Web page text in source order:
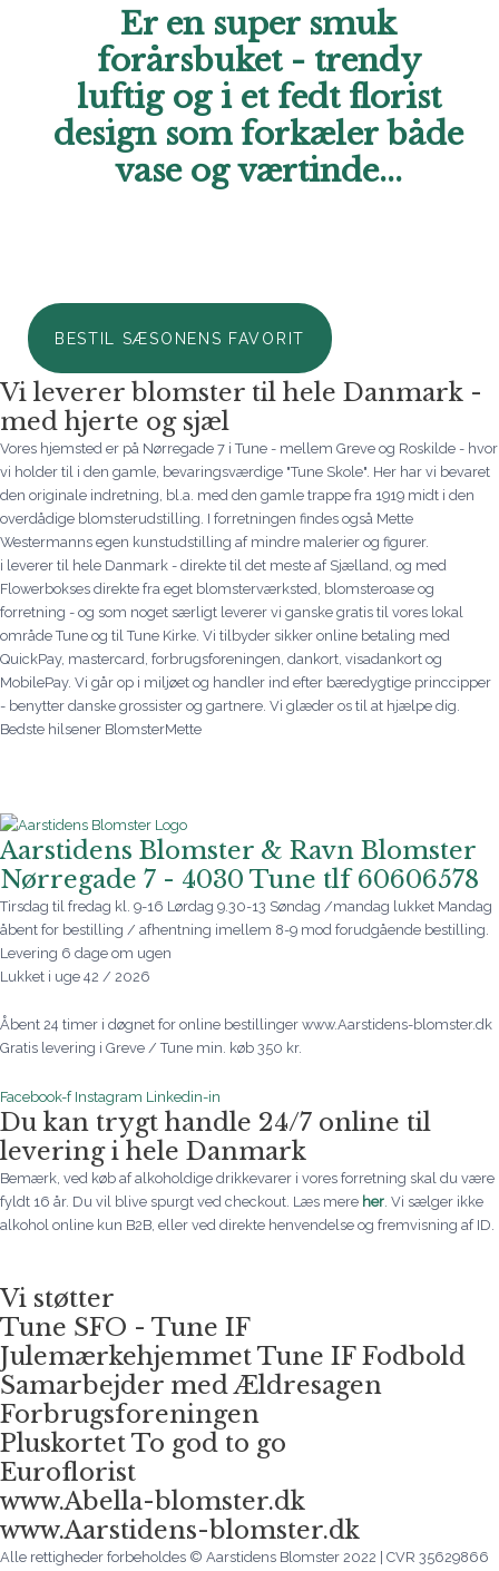
Er en super smuk
forårsbuket - trendy
luftig og i et fedt florist
design som forkæler både
vase og værtinde...
BESTIL SÆSONENS FAVORIT
Vi leverer blomster til hele Danmark -
med hjerte og sjæl
Vores hjemsted er på Nørregade 7 i Tune - mellem Greve og Roskilde - hvor
vi holder til i den gamle, bevaringsværdige "Tune Skole". Her har vi bevaret
den originale indretning, bl.a. med den gamle trappe fra 1919 midt i den
overdådige blomsterudstilling. I forretningen findes også Mette
Westermanns egen kunstudstilling af mindre malerier og figurer.
i leverer til hele Danmark - direkte til det meste af Sjælland, og med
Flowerbokses direkte fra eget blomsterværksted, blomsteroase og
forretning - og som noget særligt leverer vi ganske gratis til vores lokal
område Tune og til Tune Kirke. Vi tilbyder sikker online betaling med
QuickPay, mastercard, forbrugsforeningen, dankort, visadankort og
MobilePay. Vi går op i miljøet og handler ind efter bæredygtige princcipper
- benytter danske grossister og gartnere. Vi glæder os til at hjælpe dig.
Bedste hilsener BlomsterMette
Aarstidens Blomster & Ravn Blomster
Nørregade 7 - 4030 Tune tlf 60606578
Tirsdag til fredag kl. 9-16 Lørdag 9.30-13 Søndag /mandag lukket Mandag
åbent for bestilling / afhentning imellem 8-9 mod forudgående bestilling.
Levering 6 dage om ugen
Lukket i uge 42 / 2026
Åbent 24 timer i døgnet for online bestillinger www.Aarstidens-blomster.dk
Gratis levering i Greve / Tune min. køb 350 kr.
Facebook-f Instagram Linkedin-in
Du kan trygt handle 24/7 online til
levering i hele Danmark
Bemærk, ved køb af alkoholdige drikkevarer i vores forretning skal du være
fyldt 16 år. Du vil blive spurgt ved checkout. Læs mere her . Vi sælger ikke
alkohol online kun B2B, eller ved direkte henvendelse og fremvisning af ID.
Vi støtter
Tune SFO - Tune IF
Julemærkehjemmet Tune IF Fodbold
Samarbejder med Ældresagen
Forbrugsforeningen
Pluskortet To god to go
Euroflorist
www.Abella-blomster.dk
www.Aarstidens-blomster.dk
Alle rettigheder forbeholdes © Aarstidens Blomster 2022 | CVR 35629866